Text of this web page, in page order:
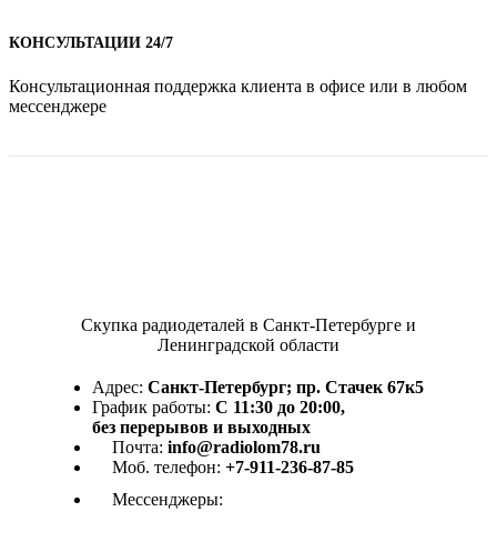
КОНСУЛЬТАЦИИ 24/7
Консультационная поддержка клиента в офисе или в любом
мессенджере
Скупка радиодеталей в Санкт-Петербурге и
Ленинградской области
Адрес: Санкт-Петербург; пр. Стачек 67к5
График работы: С 11:30 до 20:00,
без перерывов и выходных
Почта: info@radiolom78.ru
Моб. телефон: +7-911-236-87-85
Мессенджеры: